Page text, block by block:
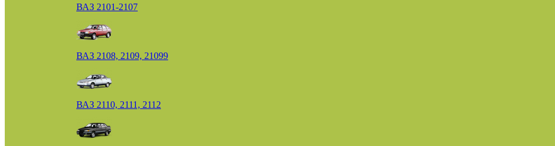
ВАЗ 2101-2107
ВАЗ 2108, 2109, 21099
ВАЗ 2110, 2111, 2112